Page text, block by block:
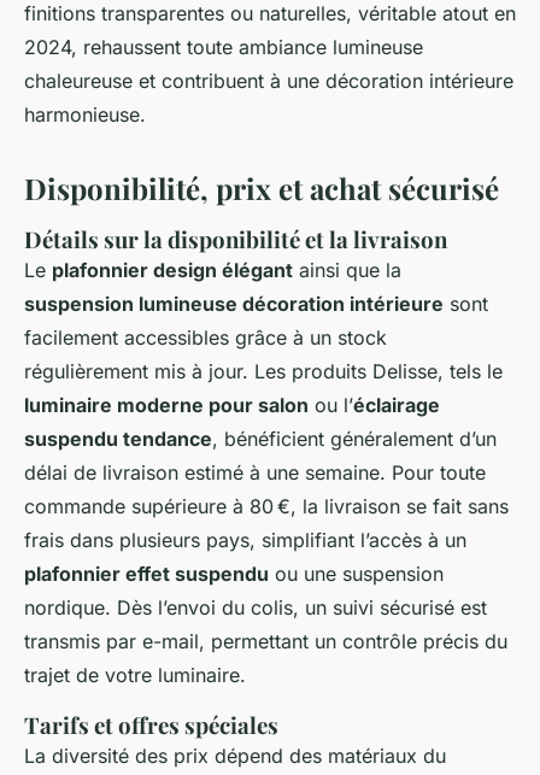
finitions transparentes ou naturelles, véritable atout en
2024, rehaussent toute ambiance lumineuse
chaleureuse et contribuent à une décoration intérieure
harmonieuse.
Disponibilité, prix et achat sécurisé
Détails sur la disponibilité et la livraison
Le plafonnier design élégant ainsi que la
suspension lumineuse décoration intérieure sont
facilement accessibles grâce à un stock
régulièrement mis à jour. Les produits Delisse, tels le
luminaire moderne pour salon ou l’éclairage
suspendu tendance, bénéficient généralement d’un
délai de livraison estimé à une semaine. Pour toute
commande supérieure à 80 €, la livraison se fait sans
frais dans plusieurs pays, simplifiant l’accès à un
plafonnier effet suspendu ou une suspension
nordique. Dès l’envoi du colis, un suivi sécurisé est
transmis par e-mail, permettant un contrôle précis du
trajet de votre luminaire.
Tarifs et offres spéciales
La diversité des prix dépend des matériaux du